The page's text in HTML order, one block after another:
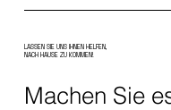
LASSEN SIE UNS IHNEN HELFEN,
NACH HAUSE ZU KOMMEN!
Machen Sie